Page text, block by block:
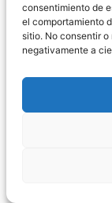
consentimiento de
el comportamiento
sitio. No consentir
negativamente a
El nuevo
curatela
operadores
notarios y,
debemos
profesional a
la autonomía
personas